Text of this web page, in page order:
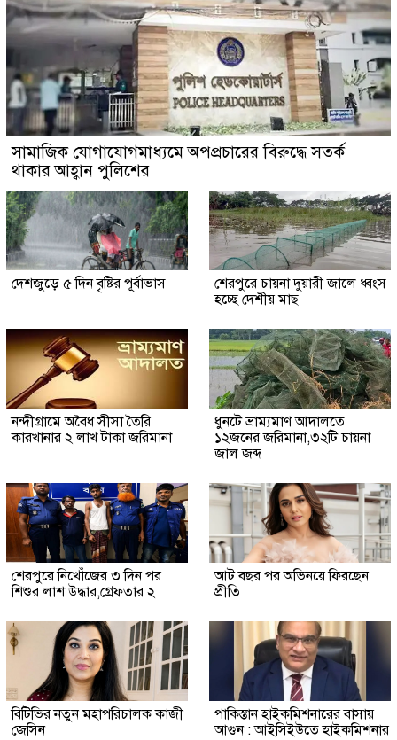
সামাজিক যোগাযোগমাধ্যমে অপপ্রচারের বিরুদ্ধে সতর্ক
থাকার আহ্বান পুলিশের
দেশজুড়ে ৫ দিন বৃষ্টির পূর্বাভাস
শেরপুরে চায়না দুয়ারী জালে ধ্বংস
হচ্ছে দেশীয় মাছ
নন্দীগ্রামে অবৈধ সীসা তৈরি
কারখানার ২ লাখ টাকা জরিমানা
ধুনটে ভ্রাম্যমাণ আদালতে
১২জনের জরিমানা,৩২টি চায়না
জাল জব্দ
শেরপুরে নিখোঁজের ৩ দিন পর
শিশুর লাশ উদ্ধার,গ্রেফতার ২
আট বছর পর অভিনয়ে ফিরছেন
প্রীতি
বিটিভির নতুন মহাপরিচালক কাজী
জেসিন
পাকিস্তান হাইকমিশনারের বাসায়
আগুন : আইসিইউতে হাইকমিশনার